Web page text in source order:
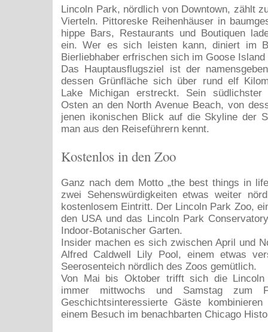
Lincoln Park, nördlich von Downtown, zählt
Vierteln. Pittoreske Reihenhäuser in
hippe Bars, Restaurants und Boutiquen
ein. Wer es sich leisten kann, diniert im
Bierliebhaber erfrischen sich im Goose Island
Das Hauptausflugsziel ist der
dessen Grünfläche sich über rund elf
Lake Michigan erstreckt. Sein
Osten an den North Avenue Beach, von
jenen ikonischen Blick auf die Skyline der
man aus den Reiseführern kennt.
Kostenlos in den Zoo
Ganz nach dem Motto „the best things in
zwei Sehenswürdigkeiten etwas weiter
kostenlosem Eintritt. Der Lincoln Park Zoo,
den USA und das Lincoln Park
Indoor-Botanischer Garten.
Insider machen es sich zwischen April und
Alfred Caldwell Lily Pool, einem etwas
Seerosenteich nördlich des Zoos gemütlich.
Von Mai bis Oktober trifft sich die Lincoln
immer mittwochs und Samstag zum
Geschichtsinteressierte Gäste
einem Besuch im benachbarten Chicago